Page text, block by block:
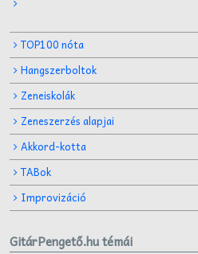
TOP100 nóta
Hangszerboltok
Zeneiskolák
Zeneszerzés alapjai
Akkord-kotta
TABok
Improvizáció
GitárPengető.hu témái